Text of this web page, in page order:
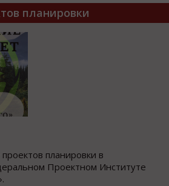
планировки
планировки в
Проектном Институте